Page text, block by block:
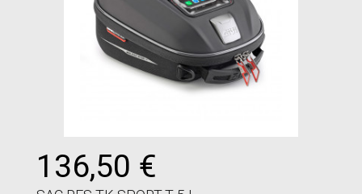
136,50 €